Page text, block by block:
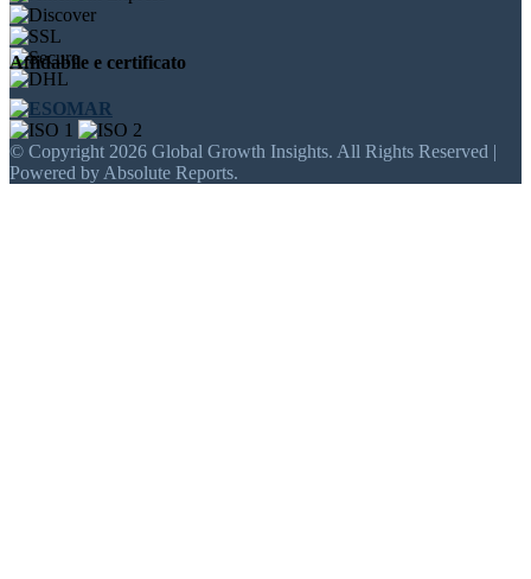
Affidabile e certificato
© Copyright 2026 Global Growth Insights. All Rights Reserved |
Powered by Absolute Reports.